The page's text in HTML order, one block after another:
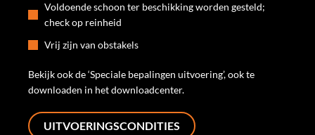
Voldoende schoon ter beschikking worden gesteld;
check op reinheid
Vrij zijn van obstakels
Bekijk ook de ‘Speciale bepalingen uitvoering’, ook te
downloaden in het downloadcenter.
UITVOERINGSCONDITIES